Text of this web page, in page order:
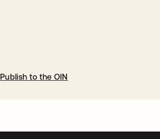
Publish to the OIN